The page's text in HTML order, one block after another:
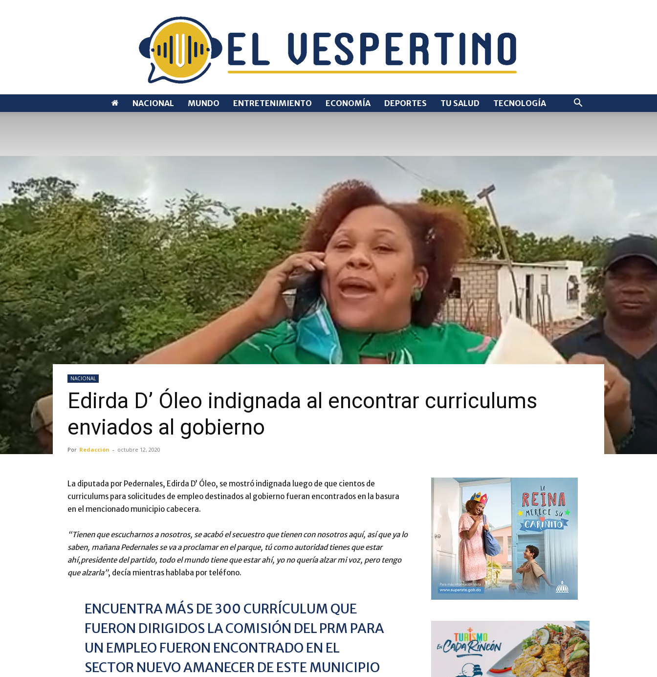
VESPERTINO
NACIONAL MUNDO ENTRETENIMIENTO ECONOMÍA DEPORTES TU SALUD TECNOLOGÍA
NACIONAL
Edirda D’ Óleo indignada al encontrar curriculums
enviados al gobierno
Por Redacción - octubre 12, 2020
La diputada por Pedernales, Edirda D’ Óleo, se mostró indignada luego de que cientos de
curriculums para solicitudes de empleo destinados al gobierno fueran encontrados en la basura
en el mencionado municipio cabecera.
“Tienen que escucharnos a nosotros, se acabó el secuestro que tienen con nosotros aquí, así que ya lo
saben, mañana Pedernales se va a proclamar en el parque, tú como autoridad tienes que estar
ahí,presidente del partido, todo el mundo tiene que estar ahí, yo no quería alzar mi voz, pero tengo
que alzarla”, decía mientras hablaba por teléfono.
ENCUENTRA MÁS DE 300 CURRÍCULUM QUE
FUERON DIRIGIDOS LA COMISIÓN DEL PRM PARA
UN EMPLEO FUERON ENCONTRADO EN EL
SECTOR NUEVO AMANECER DE ESTE MUNICIPIO